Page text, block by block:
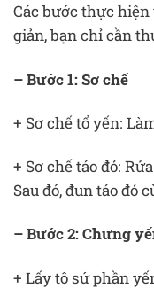
Các bước thực
giản, bạn chỉ cần
– Bước 1: Sơ chế
+ Sơ chế tổ yến:
+ Sơ chế táo đỏ:
Sau đó, đun táo đỏ
– Bước 2: Chưng
+ Lấy tô sứ phần